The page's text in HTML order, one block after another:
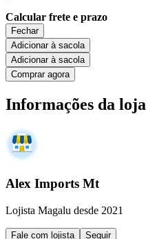
Calcular frete e prazo
Fechar
Adicionar à sacola
Adicionar à sacola
Comprar agora
Informações da loja
Alex Imports Mt
Lojista Magalu desde 2021
Fale com lojista Seguir